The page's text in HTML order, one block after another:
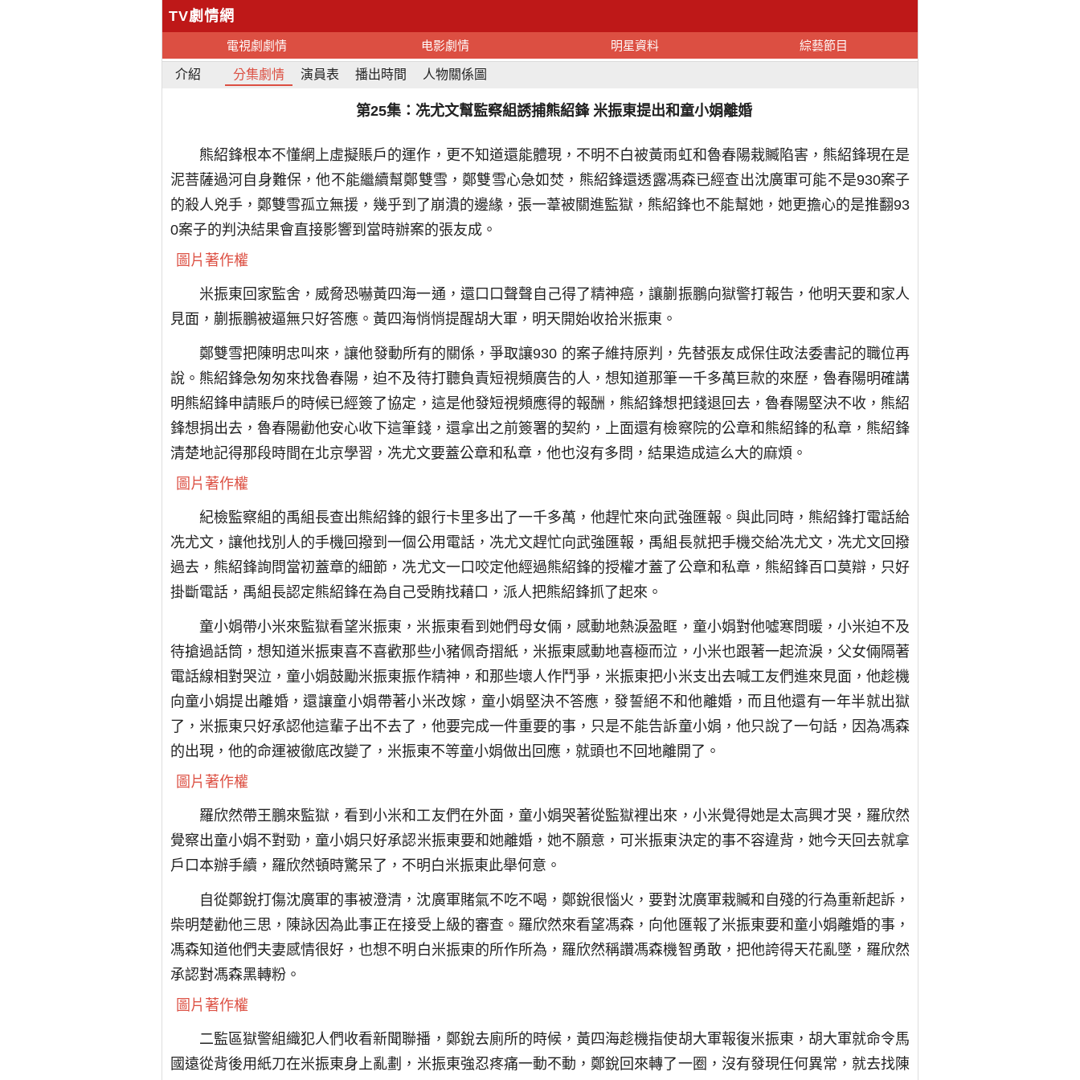
TV劇情網
電視劇劇情 电影劇情 明星資料 綜藝節目
介紹 分集劇情 演員表 播出時間 人物關係圖
第25集：冼尤文幫監察組誘捕熊紹鋒 米振東提出和童小娟離婚
熊紹鋒根本不懂網上虛擬賬戶的運作，更不知道還能體現，不明不白被黃雨虹和魯春陽栽贓陷害，熊紹鋒現在是
泥菩薩過河自身難保，他不能繼續幫鄭雙雪，鄭雙雪心急如焚，熊紹鋒還透露馮森已經查出沈廣軍可能不是930案子
的殺人兇手，鄭雙雪孤立無援，幾乎到了崩潰的邊緣，張一葦被關進監獄，熊紹鋒也不能幫她，她更擔心的是推翻93
0案子的判決結果會直接影響到當時辦案的張友成。
圖片著作權
米振東回家監舍，威脅恐嚇黃四海一通，還口口聲聲自己得了精神癌，讓蒯振鵬向獄警打報告，他明天要和家人
見面，蒯振鵬被逼無只好答應。黃四海悄悄提醒胡大軍，明天開始收拾米振東。
鄭雙雪把陳明忠叫來，讓他發動所有的關係，爭取讓930 的案子維持原判，先替張友成保住政法委書記的職位再
說。熊紹鋒急匆匆來找魯春陽，迫不及待打聽負責短視頻廣告的人，想知道那筆一千多萬巨款的來歷，魯春陽明確講
明熊紹鋒申請賬戶的時候已經簽了協定，這是他發短視頻應得的報酬，熊紹鋒想把錢退回去，魯春陽堅決不收，熊紹
鋒想捐出去，魯春陽勸他安心收下這筆錢，還拿出之前簽署的契約，上面還有檢察院的公章和熊紹鋒的私章，熊紹鋒
清楚地記得那段時間在北京學習，冼尤文要蓋公章和私章，他也沒有多問，結果造成這么大的麻煩。
圖片著作權
紀檢監察組的禹組長查出熊紹鋒的銀行卡里多出了一千多萬，他趕忙來向武強匯報。與此同時，熊紹鋒打電話給
冼尤文，讓他找別人的手機回撥到一個公用電話，冼尤文趕忙向武強匯報，禹組長就把手機交給冼尤文，冼尤文回撥
過去，熊紹鋒詢問當初蓋章的細節，冼尤文一口咬定他經過熊紹鋒的授權才蓋了公章和私章，熊紹鋒百口莫辯，只好
掛斷電話，禹組長認定熊紹鋒在為自己受賄找藉口，派人把熊紹鋒抓了起來。
童小娟帶小米來監獄看望米振東，米振東看到她們母女倆，感動地熱淚盈眶，童小娟對他噓寒問暖，小米迫不及
待搶過話筒，想知道米振東喜不喜歡那些小豬佩奇摺紙，米振東感動地喜極而泣，小米也跟著一起流淚，父女倆隔著
電話線相對哭泣，童小娟鼓勵米振東振作精神，和那些壞人作鬥爭，米振東把小米支出去喊工友們進來見面，他趁機
向童小娟提出離婚，還讓童小娟帶著小米改嫁，童小娟堅決不答應，發誓絕不和他離婚，而且他還有一年半就出獄
了，米振東只好承認他這輩子出不去了，他要完成一件重要的事，只是不能告訴童小娟，他只說了一句話，因為馮森
的出現，他的命運被徹底改變了，米振東不等童小娟做出回應，就頭也不回地離開了。
圖片著作權
羅欣然帶王鵬來監獄，看到小米和工友們在外面，童小娟哭著從監獄裡出來，小米覺得她是太高興才哭，羅欣然
覺察出童小娟不對勁，童小娟只好承認米振東要和她離婚，她不願意，可米振東決定的事不容違背，她今天回去就拿
戶口本辦手續，羅欣然頓時驚呆了，不明白米振東此舉何意。
自從鄭銳打傷沈廣軍的事被澄清，沈廣軍賭氣不吃不喝，鄭銳很惱火，要對沈廣軍栽贓和自殘的行為重新起訴，
柴明楚勸他三思，陳詠因為此事正在接受上級的審查。羅欣然來看望馮森，向他匯報了米振東要和童小娟離婚的事，
馮森知道他們夫妻感情很好，也想不明白米振東的所作所為，羅欣然稱讚馮森機智勇敢，把他誇得天花亂墜，羅欣然
承認對馮森黑轉粉。
圖片著作權
二監區獄警組織犯人們收看新聞聯播，鄭銳去廁所的時候，黃四海趁機指使胡大軍報復米振東，胡大軍就命令馬
國遠從背後用紙刀在米振東身上亂劃，米振東強忍疼痛一動不動，鄭銳回來轉了一圈，沒有發現任何異常，就去找陳